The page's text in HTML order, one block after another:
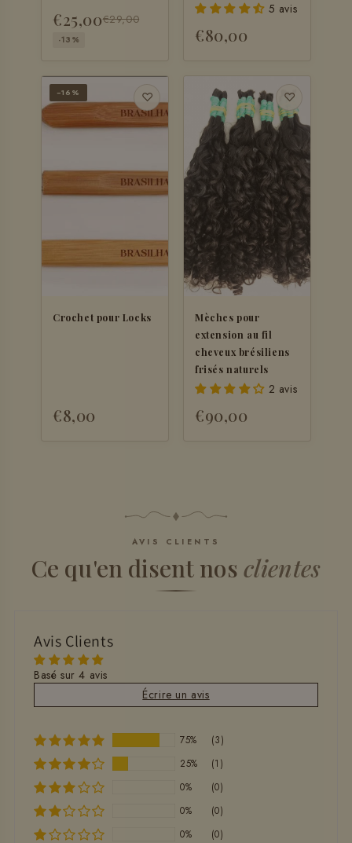
€25,00€29,00
-13%
5 avis
€80,00
♡
−16%
Crochet pour Locks
€8,00
♡
Mèches pour
extension au fil
cheveux brésiliens
frisés naturels
2 avis
€90,00
AVIS CLIENTS
Ce qu'en disent nos clientes
Avis Clients
Basé sur 4 avis
Écrire un avis
75%
(3)
25%
(1)
0%
(0)
0%
(0)
0%
(0)